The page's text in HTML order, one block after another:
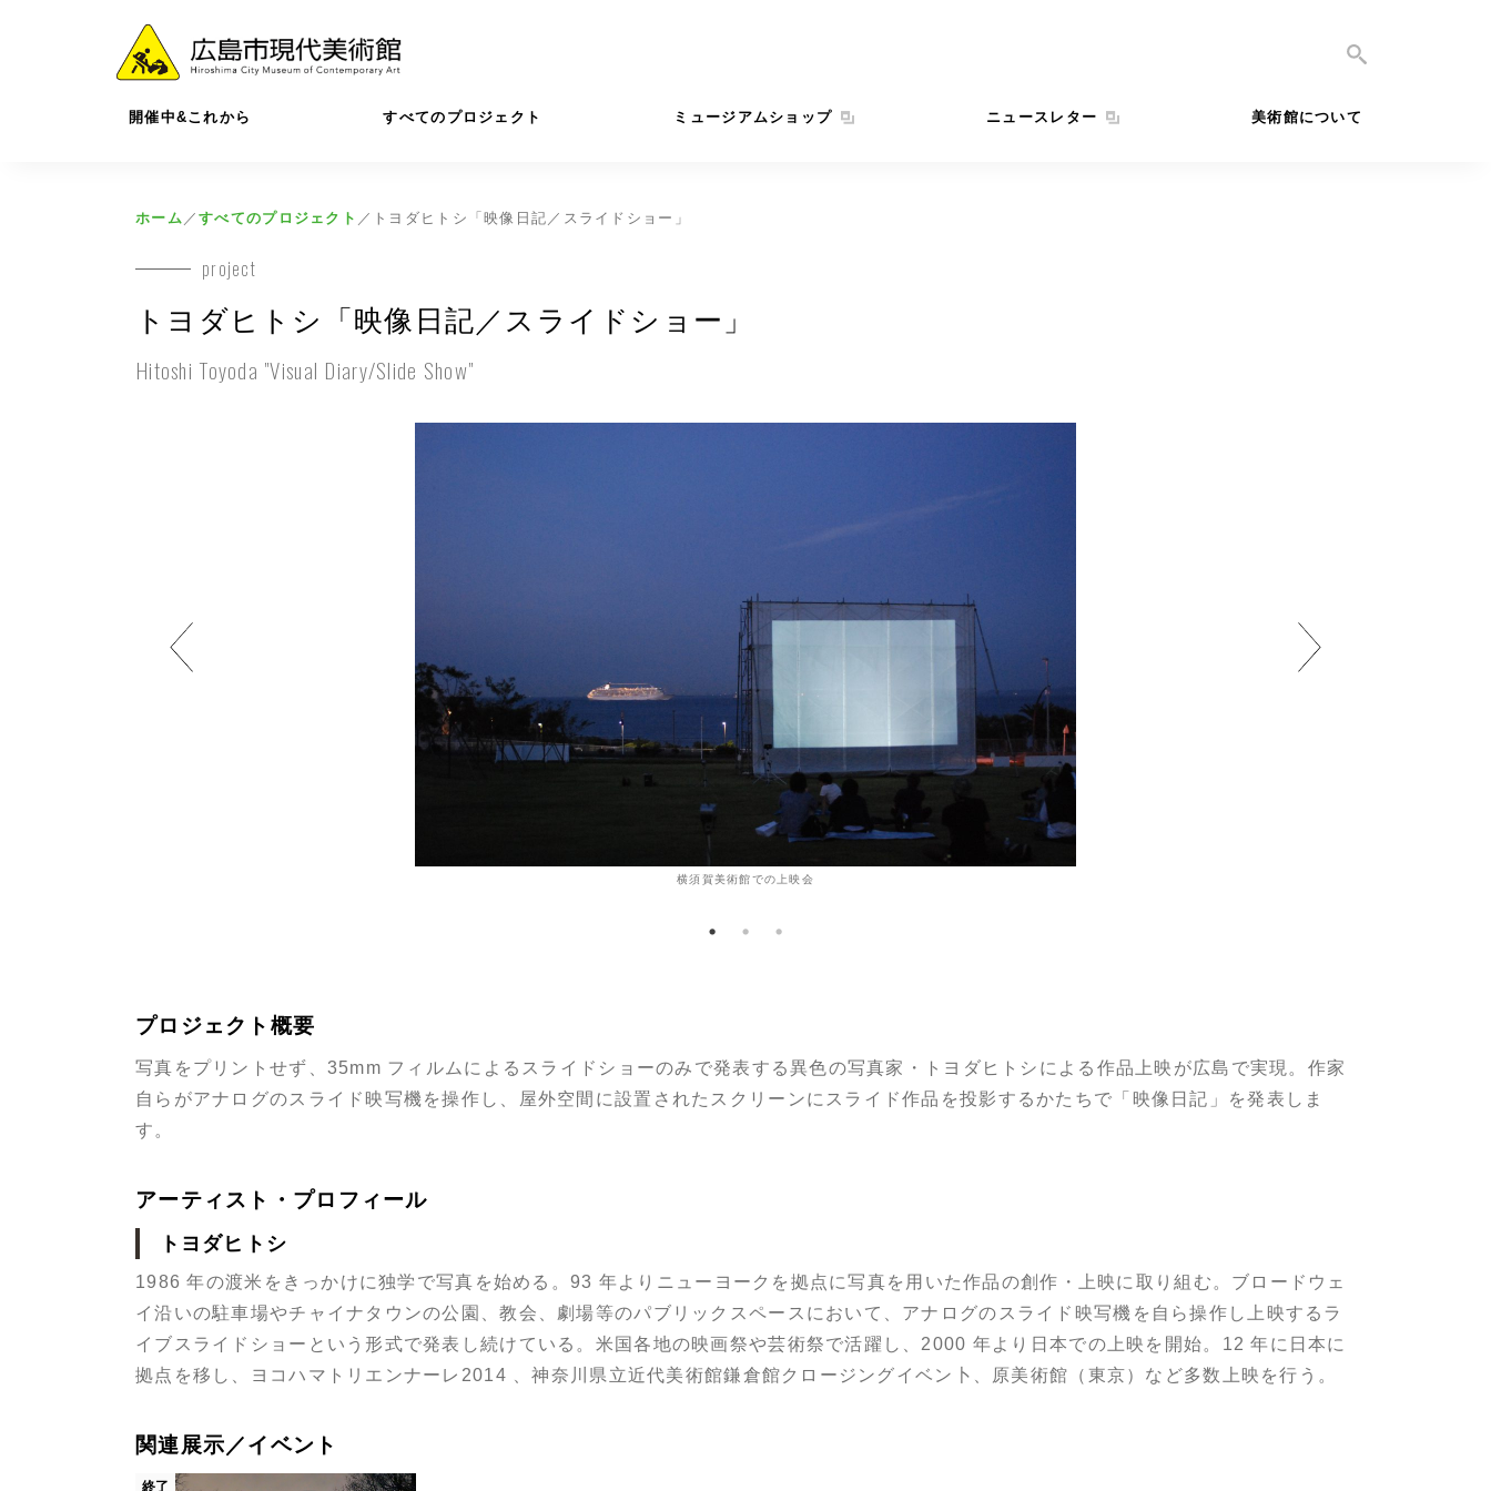
開催中&これから すべてのプロジェクト ミュージアムショップ ニュースレター 美術館について
ホーム ／すべてのプロジェクト ／ トヨダヒトシ「映像日記／スライドショー」
project
トヨダヒトシ「映像日記／スライドショー」
Hitoshi Toyoda "Visual Diary/Slide Show"
横須賀美術館での上映会
上映会の様子
トヨダヒトシ
プロジェクト概要
写真をプリントせず、35mm フィルムによるスライドショーのみで発表する異色の写真家・トヨダヒトシによる作品上映が広島で実現。作家
自らがアナログのスライド映写機を操作し、屋外空間に設置されたスクリーンにスライド作品を投影するかたちで「映像日記」を発表しま
す。
アーティスト・プロフィール
トヨダヒトシ
1986 年の渡米をきっかけに独学で写真を始める。93 年よりニューヨークを拠点に写真を用いた作品の創作・上映に取り組む。ブロードウェ
イ沿いの駐車場やチャイナタウンの公園、教会、劇場等のパブリックスペースにおいて、アナログのスライド映写機を自ら操作し上映するラ
イブスライドショーという形式で発表し続けている。米国各地の映画祭や芸術祭で活躍し、2000 年より日本での上映を開始。12 年に日本に
拠点を移し、ヨコハマトリエンナーレ2014 、神奈川県立近代美術館鎌倉館クロージングイベン卜、原美術館（東京）など多数上映を行う。
関連展示／イベント
終了